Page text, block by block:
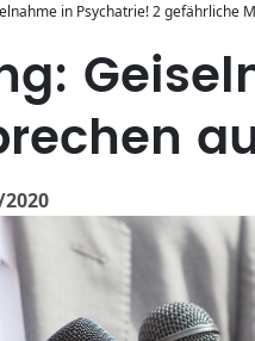
in Psychatrie! 2 gefährliche